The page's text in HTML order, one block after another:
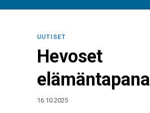
UUTISET
Hevoset
elämäntapana
16.10.2025